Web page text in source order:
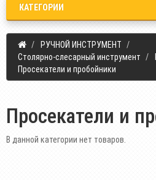
КАТЕГОРИИ
РУЧНОЙ ИНСТРУМЕНТ
Столярно-слесарный инструмент
Просекатели и пробойники
Просекатели и
В данной категории нет товаров.